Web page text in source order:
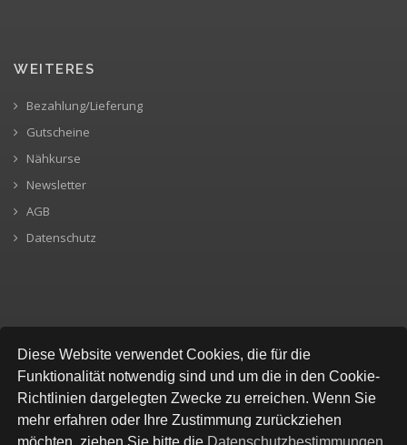
Diese Website verwendet Cookies, die für die
Funktionalität notwendig sind und um die in den Cookie-
Richtlinien dargelegten Zwecke zu erreichen. Wenn Sie
mehr erfahren oder Ihre Zustimmung zurückziehen
WEITERES
Bezahlung/Lieferung
Gutscheine
Nähkurse
Newsletter
AGB
Datenschutz
SICHERE BEZAHLUNG